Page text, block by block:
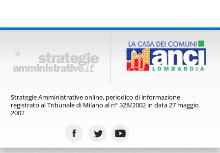
Strategie Amministrative online, periodico di informazione
registratoal Tribunale di Milano al n° 328/2002 in data 27 maggio
2002